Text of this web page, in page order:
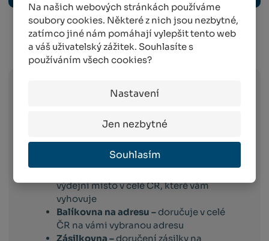
Na našich webových stránkách používáme
soubory cookies. Některé z nich jsou nezbytné,
zatímco jiné nám pomáhají vylepšit tento web
a váš uživatelský zážitek. Souhlasíte s
používáním všech cookies?
Nastavení
Jen nezbytné
Souhlasím
Info o přepravě:
skladem expedujeme následující
obdržíme. Doručování pak probíhá
následující pracovní den po dni expedici.
Toto platí pro dopravce:
výdejní místo v celé ČR, které vám
vyhovuje
Balíkovna na adresu – doručuje v celé
ČR na vámi vybranou adresu
Zásilkovna – doručení zásilky na